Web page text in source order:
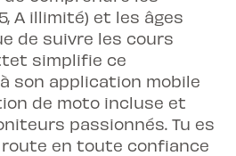
A illimité) et les âges
de suivre les cours
simplifie ce
son application mobile
de moto incluse et
passionnés. Tu es
en toute confiance